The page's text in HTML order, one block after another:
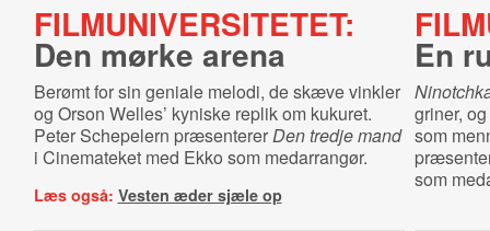
FILMUNIVERSITETET:
Den mørke arena
Berømt for sin geniale melodi, de skæve vinkler
og Orson Welles’ kyniske replik om kukuret.
Peter Schepelern præsentererDen tredje mand
i Cinemateket med Ekko som medarrangør.
Læs også: Vesten æder sjæle op
En
griner,
som
som